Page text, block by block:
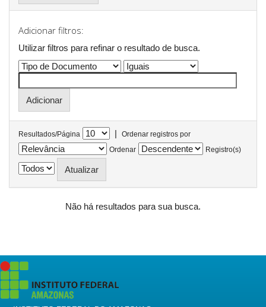
Adicionar filtros:
Utilizar filtros para refinar o resultado de busca.
Resultados/Página |
Ordenar registros por
Ordenar
Registro(s)
Não há resultados para sua busca.